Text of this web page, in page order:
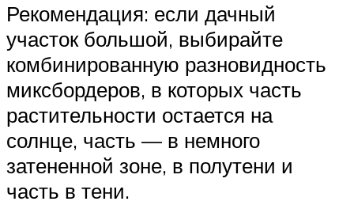
Рекомендация: если дачный
участок большой, выбирайте
комбинированную разновидность
миксбордеров, в которых часть
растительности остается на
солнце, часть — в немного
затененной зоне, в полутени и
часть в тени.